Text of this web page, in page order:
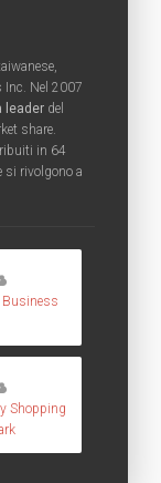
Inc. Nel 2007
leader del
share.
in 64
si rivolgono a
Business
Shopping